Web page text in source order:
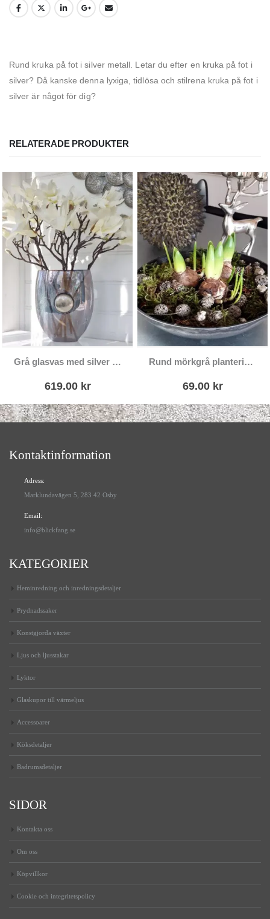
Rund kruka på fot i silver metall. Letar du efter en kruka på fot i
silver? Då kanske denna lyxiga, tidlösa och stilrena kruka på fot i
silver är något för dig?
RELATERADE PRODUKTER
Grå glasvas med silver emblem
619.00 kr
Rund mörkgrå planteringsskål i plast
69.00 kr
Kontaktinformation
Adress:
Marklundavägen 5, 283 42 Osby
Email:
info@blickfang.se
KATEGORIER
Heminredning och inredningsdetaljer
Prydnadssaker
Konstgjorda växter
Ljus och ljusstakar
Lyktor
Glaskupor till värmeljus
Accessoarer
Köksdetaljer
Badrumsdetaljer
SIDOR
Kontakta oss
Om oss
Köpvillkor
Cookie och integritetspolicy